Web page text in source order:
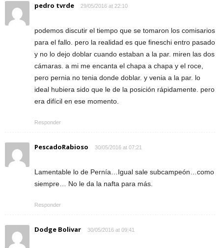
pedro tvrde 29/05/2016 at 22:10
podemos discutir el tiempo que se tomaron los comisarios
para el fallo. pero la realidad es que fineschi entro pasado
y no lo dejo doblar cuando estaban a la par. miren las dos
cámaras. a mi me encanta el chapa a chapa y el roce,
pero pernia no tenia donde doblar. y venia a la par. lo
ideal hubiera sido que le de la posición rápidamente. pero
era difícil en ese momento.
Responder
PescadoRabioso 30/05/2016 at 07:21
Lamentable lo de Pernía…Igual sale subcampeón…como
siempre… No le da la nafta para más.
Responder
Dodge Bolivar 30/05/2016 at 09:41